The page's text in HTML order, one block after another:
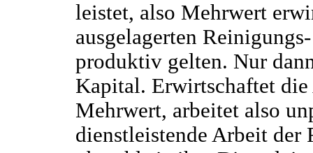
leistet, also Mehrwert
ausgelagerten
produktiv gelten. Nur
Kapital. Erwirtschaftet
Mehrwert, arbeitet also
dienstleistende Arbeit